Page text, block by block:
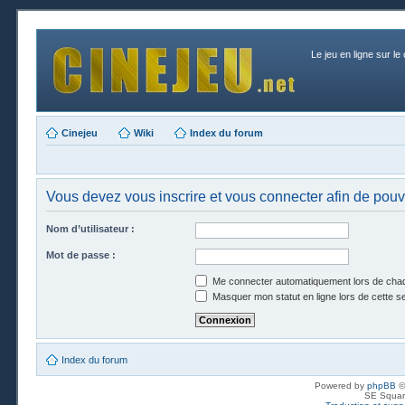
Le jeu en ligne sur le
Cinejeu Wiki Index du forum
Vous devez vous inscrire et vous connecter afin de
Nom d’utilisateur :
Mot de passe :
Me connecter automatiquement lors de
Masquer mon statut en ligne lors de cette
Index du forum
Powered by phpBB
SE